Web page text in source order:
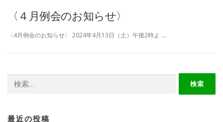
〈４月例会のお知らせ〉
〈4月例会のお知らせ〉 2024年4月13日（土）午後2時よ …
索:
最近の投稿